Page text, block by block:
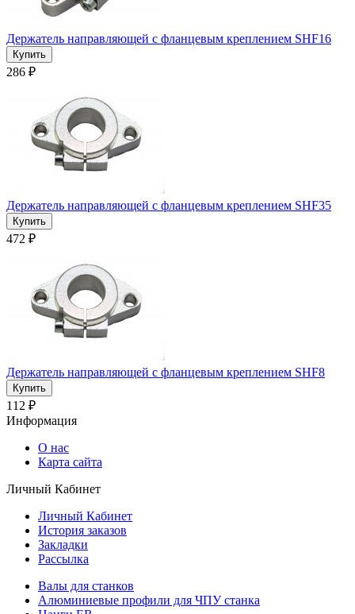
Держатель направляющей с фланцевым креплением SHF16
286 ₽
Держатель направляющей с фланцевым креплением SHF35
472 ₽
Держатель направляющей с фланцевым креплением SHF8
112 ₽
Информация
О нас
Карта сайта
Личный Кабинет
Личный Кабинет
История заказов
Закладки
Рассылка
Валы для станков
Алюминиевые профили для ЧПУ станка